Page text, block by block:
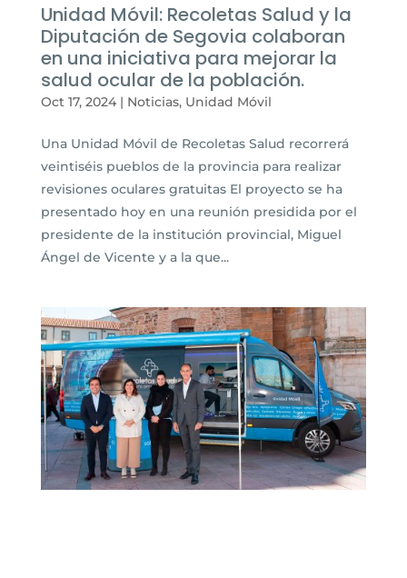
Unidad Móvil: Recoletas Salud y la
Diputación de Segovia colaboran
en una iniciativa para mejorar la
salud ocular de la población.
Oct 17, 2024| Noticias, Unidad Móvil
Una Unidad Móvil de Recoletas Salud recorrerá
veintiséis pueblos de la provincia para realizar
revisiones oculares gratuitas El proyecto se ha
presentado hoy en una reunión presidida por el
presidente de la institución provincial, Miguel
Ángel de Vicente y a la que...